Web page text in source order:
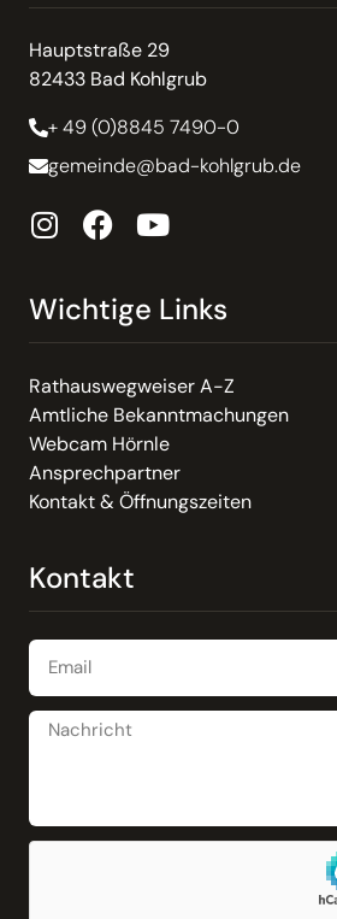
Hauptstraße 29
82433 Bad Kohlgrub
+ 49 (0)8845 7490-0
gemeinde@bad-kohlgrub.de
Wichtige Links
Rathauswegweiser A-Z
Amtliche Bekanntmachungen
Webcam Hörnle
Ansprechpartner
Kontakt & Öffnungszeiten
Kontakt